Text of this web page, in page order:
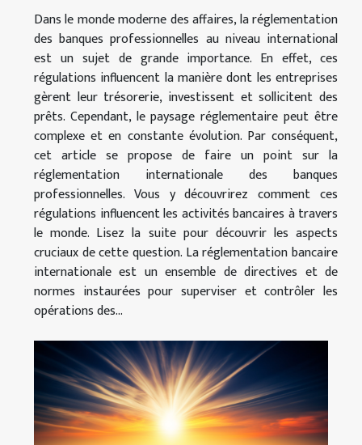
Dans le monde moderne des affaires, la réglementation
des banques professionnelles au niveau international
est un sujet de grande importance. En effet, ces
régulations influencent la manière dont les entreprises
gèrent leur trésorerie, investissent et sollicitent des
prêts. Cependant, le paysage réglementaire peut être
complexe et en constante évolution. Par conséquent,
cet article se propose de faire un point sur la
réglementation internationale des banques
professionnelles. Vous y découvrirez comment ces
régulations influencent les activités bancaires à travers
le monde. Lisez la suite pour découvrir les aspects
cruciaux de cette question. La réglementation bancaire
internationale est un ensemble de directives et de
normes instaurées pour superviser et contrôler les
opérations des...